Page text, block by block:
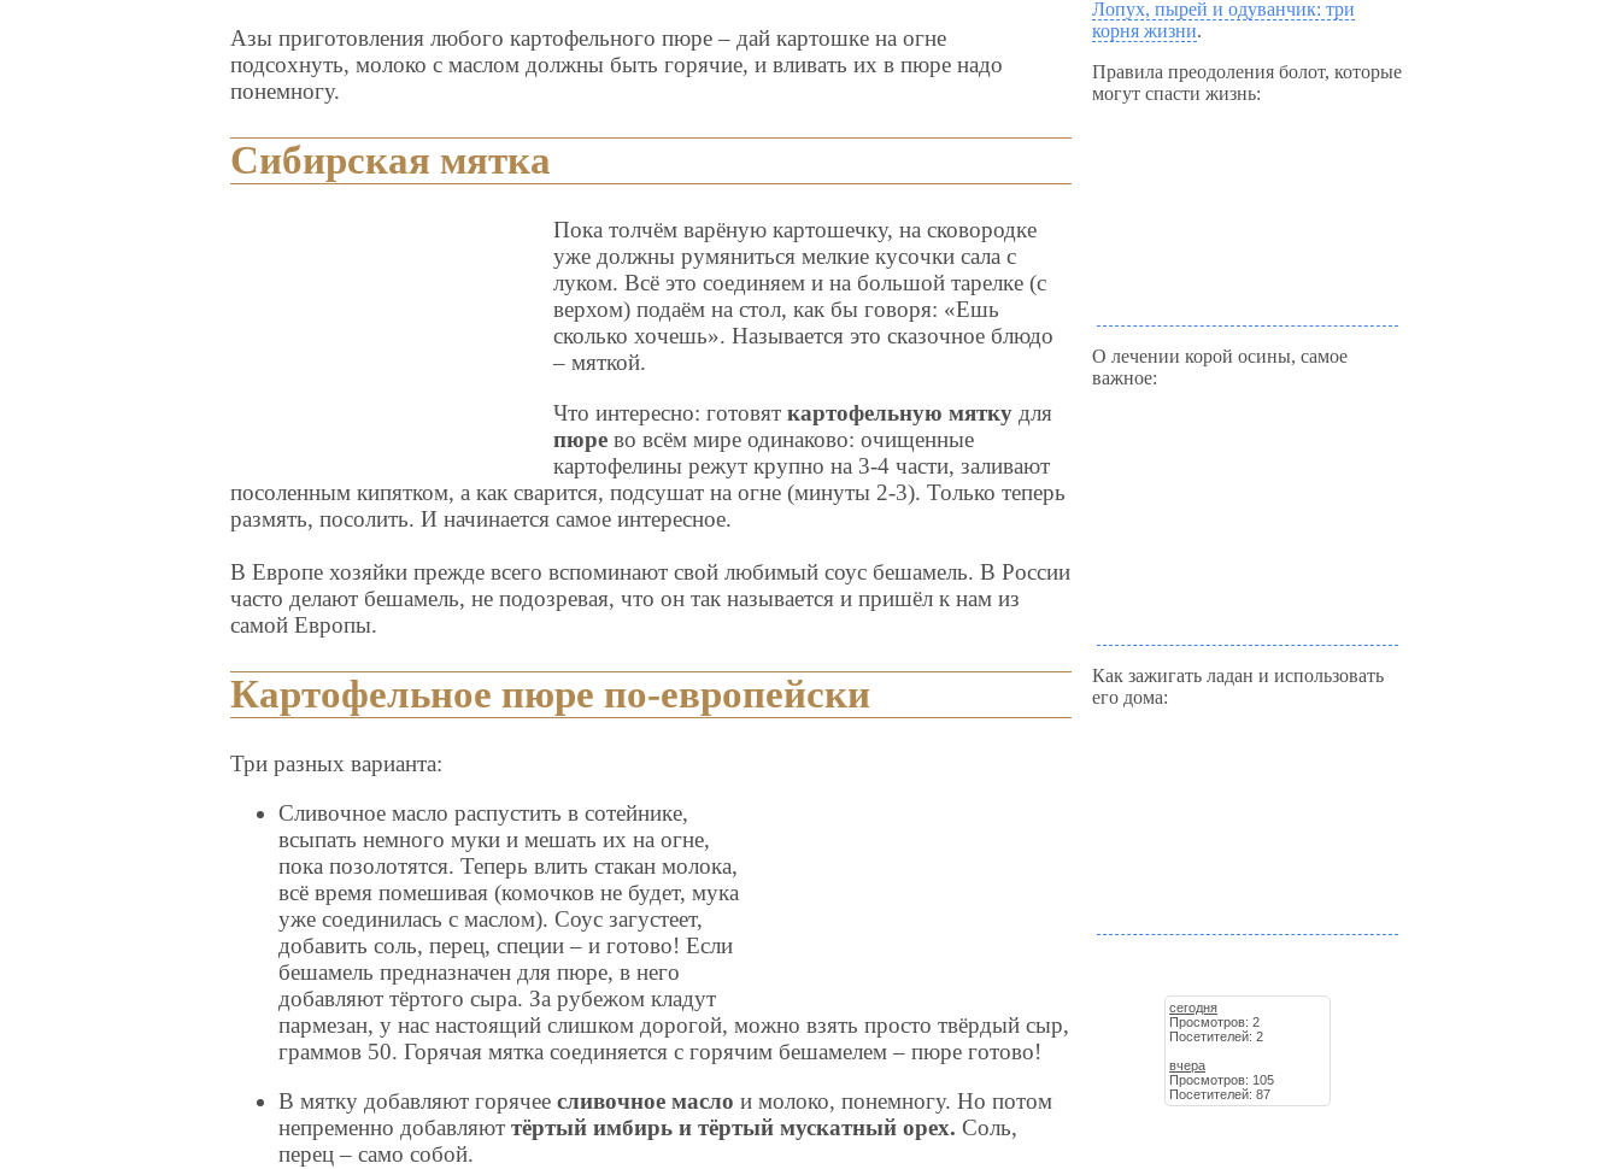
Азы приготовления любого картофельного пюре – дай картошке на огне
подсохнуть, молоко с маслом должны быть горячие, и вливать их в пюре надо
понемногу.
Сибирская мятка
Пока толчём варёную картошечку, на сковородке
уже должны румяниться мелкие кусочки сала с
луком. Всё это соединяем и на большой тарелке (с
верхом) подаём на стол, как бы говоря: «Ешь
сколько хочешь». Называется это сказочное блюдо
– мяткой.
Что интересно: готовяткартофельную мятку для
пюре во всём мире одинаково: очищенные
картофелины режут крупно на 3-4 части, заливают
посоленным кипятком, а как сварится, подсушат на огне (минуты 2-3). Только теперь
размять, посолить. И начинается самое интересное.
В Европе хозяйки прежде всего вспоминают свой любимый соус бешамель. В России
часто делают бешамель, не подозревая, что он так называется и пришёл к нам из
самой Европы.
Картофельное пюре по-европейски
Три разных варианта:
Сливочное масло распустить в сотейнике,
всыпать немного муки и мешать их на огне,
пока позолотятся. Теперь влить стакан молока,
всё время помешивая (комочков не будет, мука
уже соединилась с маслом). Соус загустеет,
добавить соль, перец, специи – и готово! Если
бешамель предназначен для пюре, в него
добавляют тёртого сыра. За рубежом кладут
пармезан, у нас настоящий слишком дорогой, можно взять просто твёрдый сыр,
граммов 50. Горячая мятка соединяется с горячим бешамелем – пюре готово!
В мятку добавляют горячее сливочное масло и молоко, понемногу. Но потом
непременно добавляюттёртый имбирь и тёртый мускатный орех.Соль,
перец – само собой.
Лопух, пырей и одуванчик: три
корня жизни.
Правила преодоления болот, которые
могут спасти жизнь:
О лечении корой осины, самое
важное:
Как зажигать ладан и использовать
его дома:
сегодня
Просмотров: 2
Посетителей: 2
вчера
Просмотров: 105
Посетителей: 87